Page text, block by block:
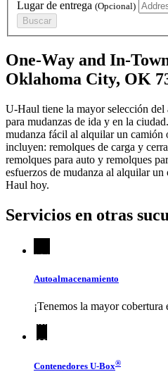
Lugar de entrega (Opcional)
Buscar
One-Way and In-
Oklahoma City, OK
U-Haul tiene la mayor selección del
para mudanzas de ida y en la ciudad.
mudanza fácil al alquilar un camión
incluyen: remolques de carga y
remolques para auto y remolques
esfuerzos de mudanza al alquilar
Haul hoy.
Servicios en otras
Autoalmacenamiento
¡Tenemos la mayor
Contenedores U-Box®